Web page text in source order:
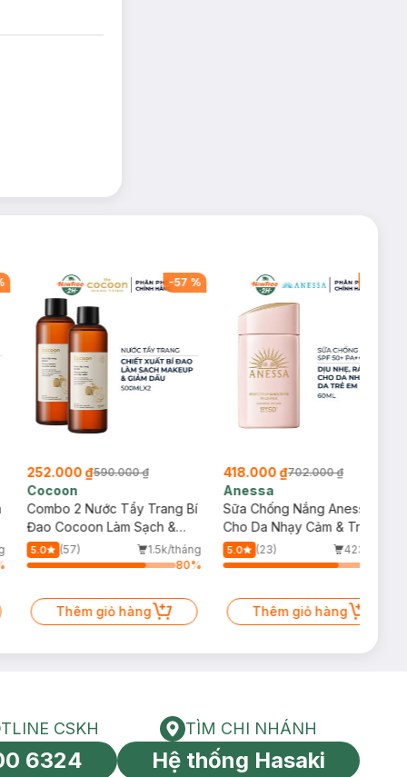
-57 %
252.000 ₫590.000 ₫
Cocoon
Combo 2 Nước Tẩy Trang Bí
Đao Cocoon Làm Sạch &
Giảm Dầu 500ml
5.0 (57)
1.5k/tháng
80%
Thêm giỏ hàng
418.000 ₫702.000 ₫
Anessa
Sữa Chống Nắng Anessa
Cho Da Nhạy Cảm & Trẻ Em
60ml (Mới)
5.0 (23)
423/tháng
Thêm giỏ hàng
toàn cầu
HOTLINE CSKH
CSKH
6324
Tìm chi nhánh
TÌM CHI NHÁNH
Hệ thống Hasaki